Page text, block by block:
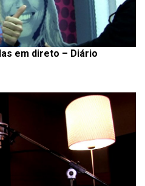
em direto – Diário